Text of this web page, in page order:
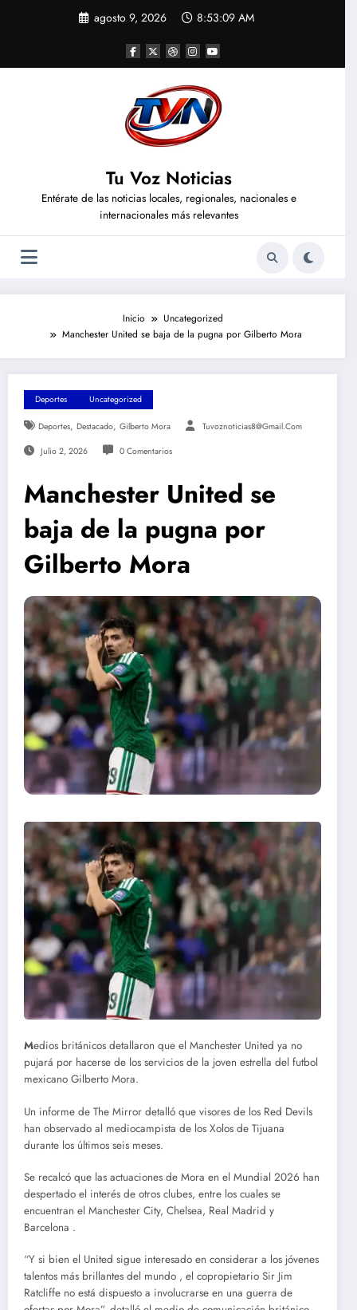
agosto 9, 2026 8:53:10 AM
Tu Voz Noticias
Entérate de las noticias locales, regionales, nacionales e
internacionales más relevantes
Inicio
Uncategorized
Manchester United se baja de la pugna por Gilberto Mora
Deportes Uncategorized
Deportes, Destacado, Gilberto Mora Tuvoznoticias8@gmail.com
Julio 2, 2026 0 Comentarios
Manchester United se
baja de la pugna por
Gilberto Mora
Medios británicos detallaron que el Manchester United ya no
pujará por hacerse de los servicios de la joven estrella del futbol
mexicano Gilberto Mora.
Un informe de The Mirror detalló que visores de los Red Devils
han observado al mediocampista de los Xolos de Tijuana
durante los últimos seis meses.
Se recalcó que las actuaciones de Mora en el Mundial 2026 han
despertado el interés de otros clubes, entre los cuales se
encuentran el Manchester City, Chelsea, Real Madrid y
Barcelona .
“Y si bien el United sigue interesado en considerar a los jóvenes
talentos más brillantes del mundo , el copropietario Sir Jim
Ratcliffe no está dispuesto a involucrarse en una guerra de